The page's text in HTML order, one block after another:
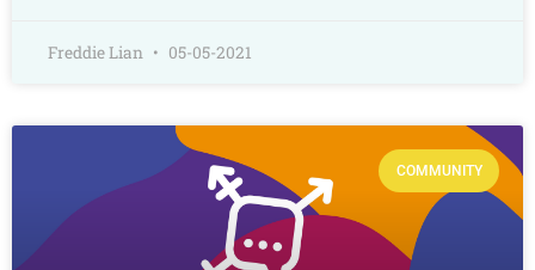
Freddie Lian 05-05-2021
COMMUNITY